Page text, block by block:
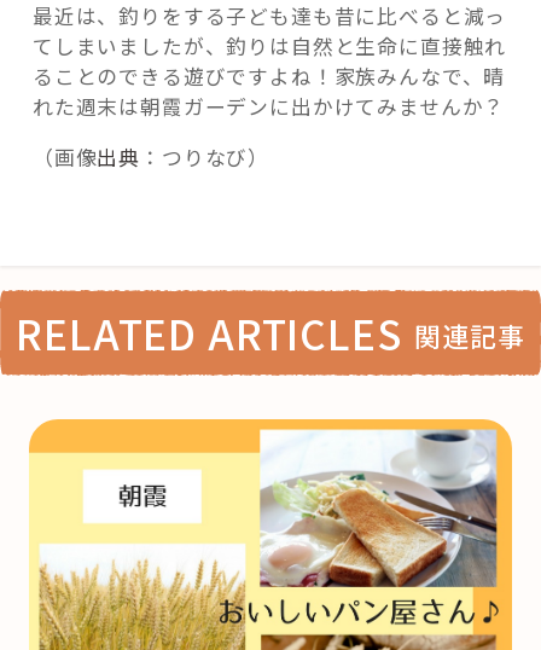
最近は、釣りをする子ども達も昔に比べると減っ
てしまいましたが、釣りは自然と生命に直接触れ
ることのできる遊びですよね！家族みんなで、晴
れた週末は朝霞ガーデンに出かけてみませんか？
（画像出典 ：つりなび）
RELATED ARTICLES 関連記事